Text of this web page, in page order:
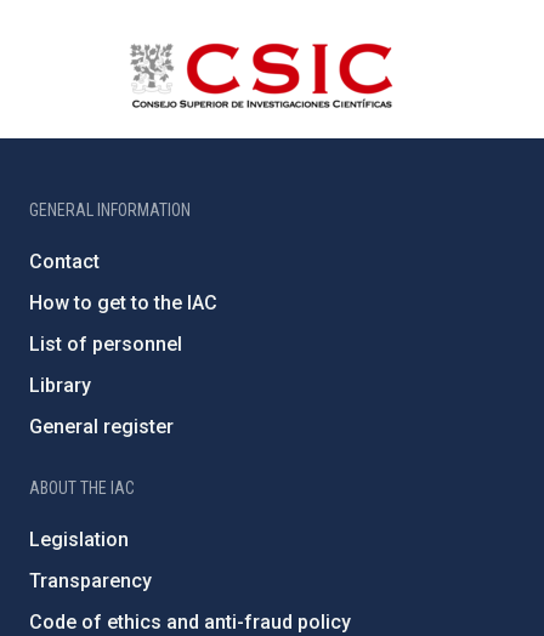
GENERAL INFORMATION
Contact
How to get to the IAC
List of personnel
Library
General register
ABOUT THE IAC
Legislation
Transparency
Code of ethics and anti-fraud policy